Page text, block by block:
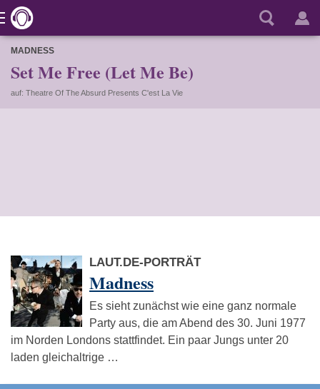
MADNESS
Set Me Free (Let Me Be)
auf: Theatre Of The Absurd Presents C'est La Vie
LAUT.DE-PORTRÄT
Madness
Es sieht zunächst wie eine ganz normale
Party aus, die am Abend des 30. Juni 1977
im Norden Londons stattfindet. Ein paar Jungs unter 20
laden gleichaltrige …